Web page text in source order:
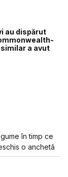
au dispărut
a avut
în timp ce
o anchetă